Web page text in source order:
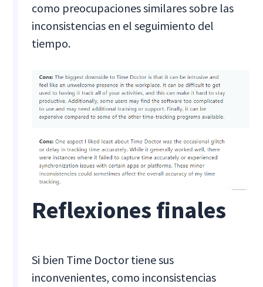
como preocupaciones similares sobre las
inconsistencias en el seguimiento del
tiempo.
Reflexiones finales
Si bien Time Doctor tiene sus
inconvenientes, como inconsistencias